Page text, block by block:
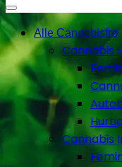
Alle Cannabisfrø
Cannabis
Cannabis